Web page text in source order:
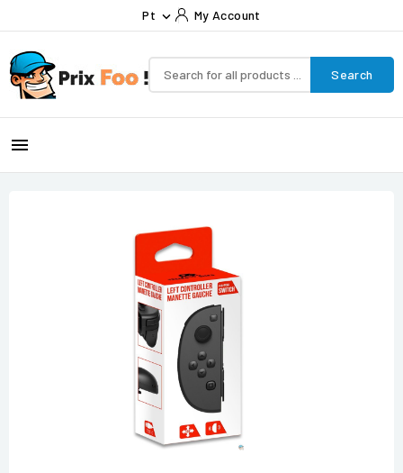
Pt  My Account
Search
